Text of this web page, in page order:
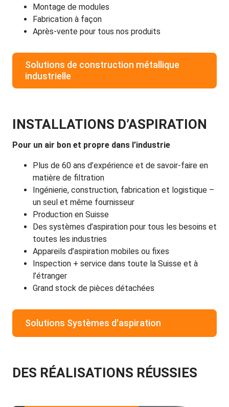
Montage de modules
Fabrication à façon
Après-vente pour tous nos produits
Solutions de construction métallique
industrielle
INSTALLATIONS D’ASPIRATION
Pour un air bon et propre dans l’industrie
Plus de 60 ans d’expérience et de savoir-faire en
matière de filtration
Ingénierie, construction, fabrication et logistique –
un seul et même fournisseur
Production en Suisse
Des systèmes d’aspiration pour tous les besoins et
toutes les industries
Appareils d’aspiration mobiles ou fixes
Inspection + service dans toute la Suisse et à
l’étranger
Grand stock de pièces détachées
Solutions Systèmes d'aspiration
DES RÉALISATIONS RÉUSSIES